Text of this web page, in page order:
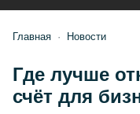
Главная Новости
Где лучше
счёт для